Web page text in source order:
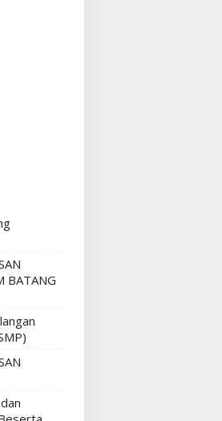
BATANG